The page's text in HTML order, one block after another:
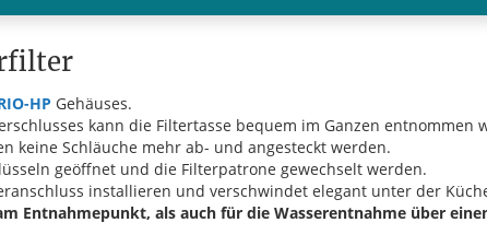
HP Gehäuses.
kann die Filtertasse bequem im Ganzen entnommen
keine Schläuche mehr ab- und angesteckt werden.
geöffnet und die Filterpatrone gewechselt werden.
installieren und verschwindet elegant unter der
Entnahmepunkt, als auch für die Wasserentnahme über